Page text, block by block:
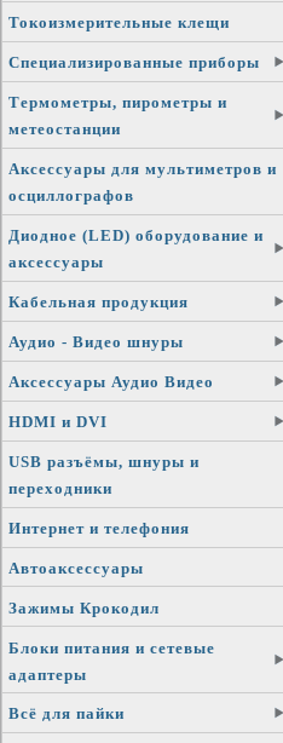
Токоизмерительные клещи
Специализированные приборы
Термометры, пирометры и
метеостанции
Аксессуары для мультиметров и
осциллографов
Диодное (LED) оборудование и
аксессуары
Кабельная продукция
Аудио - Видео шнуры
Аксессуары Аудио Видео
HDMI и DVI
USB разъёмы, шнуры и
переходники
Интернет и телефония
Автоаксессуары
Зажимы Крокодил
Блоки питания и сетевые
адаптеры
Всё для пайки